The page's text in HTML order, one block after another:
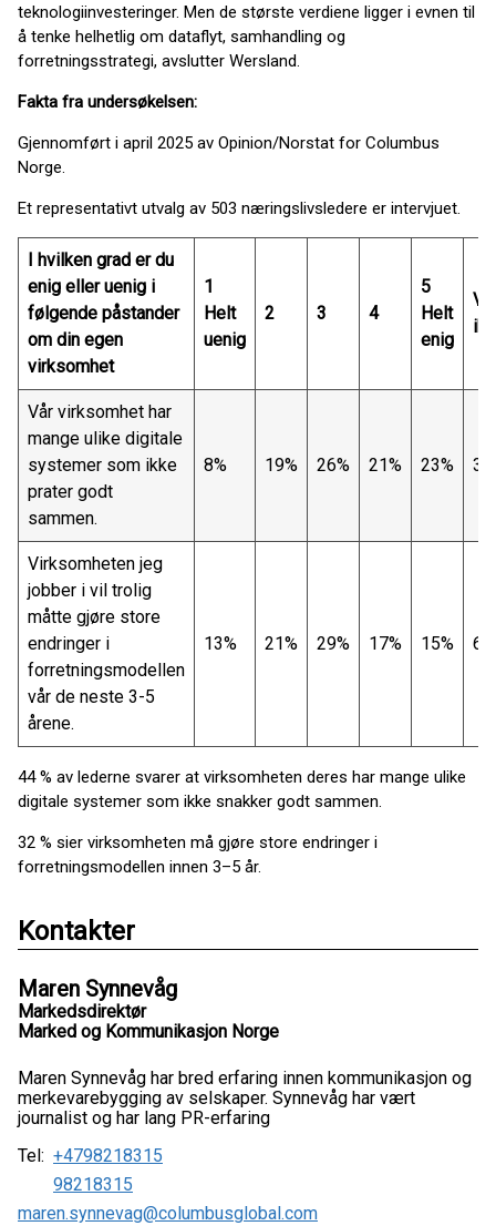
teknologiinvesteringer. Men de største verdiene ligger i evnen til
å tenke helhetlig om dataflyt, samhandling og
forretningsstrategi, avslutter Wersland.
Fakta fra undersøkelsen:
Gjennomført i april 2025 av Opinion/Norstat for Columbus
Norge.
Et representativt utvalg av 503 næringslivsledere er intervjuet.
I hvilken grad er du
enig eller uenig i
følgende påstander
om din egen
virksomhet
1
Helt
uenig
2 3 4
5
Helt
enig
Vår virksomhet har
mange ulike digitale
systemer som ikke
prater godt
sammen.
8% 19% 26% 21% 23% 3%
Virksomheten jeg
jobber i vil trolig
måtte gjøre store
endringer i
forretningsmodellen
vår de neste 3-5
årene.
13% 21% 29% 17% 15% 6%
44 % av lederne svarer at virksomheten deres har mange ulike
digitale systemer som ikke snakker godt sammen.
32 % sier virksomheten må gjøre store endringer i
forretningsmodellen innen 3–5 år.
Kontakter
Maren Synnevåg
Markedsdirektør
Marked og Kommunikasjon Norge
Maren Synnevåg har bred erfaring innen kommunikasjon og
merkevarebygging av selskaper. Synnevåg har vært
journalist og har lang PR-erfaring
Tel: +4798218315
98218315
maren.synnevag@columbusglobal.com